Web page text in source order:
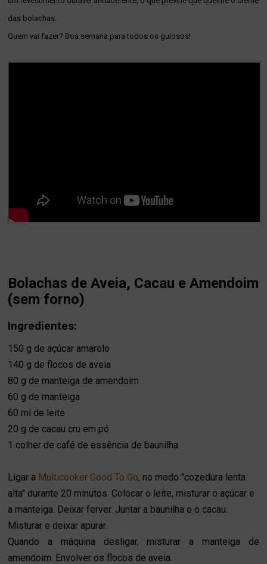
das bolachas.
Quem vai fazer? Boa semana para todos os gulosos!
Bolachas de Aveia, Cacau e Amendoim
(sem forno)
Ingredientes:
150 g de açúcar amarelo
140 g de flocos de aveia
80 g de manteiga de amendoim
60 g de manteiga
60 ml de leite
20 g de cacau cru em pó
1 colher de café de essência de baunilha
Ligar a Multicooker Good To Go,no modo "cozedura lenta
alta" durante 20 minutos Colocar o leite, misturar o açúcar e
a manteiga. Deixar ferver. Juntar a baunilha e o cacau.
Misturar e deixar apurar.
Quando a máquina desligar, misturar a manteiga de
amendoim. Envolver os flocos de aveia.